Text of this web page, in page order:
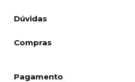
Dúvidas
Compras
Pagamento